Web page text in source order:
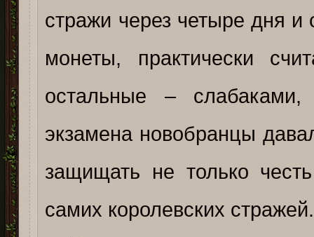
стражи через четыре дня
монеты, практически
остальные –
экзамена новобранцы
защищать не только
самих королевских стражей.